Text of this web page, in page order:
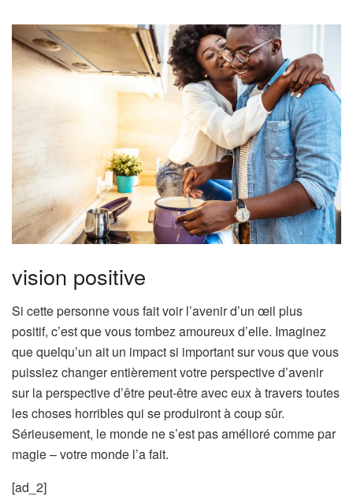
vision positive
Si cette personne vous fait voir l’avenir d’un œil plus
positif, c’est que vous tombez amoureux d’elle. Imaginez
que quelqu’un ait un impact si important sur vous que vous
puissiez changer entièrement votre perspective d’avenir
sur la perspective d’être peut-être avec eux à travers toutes
les choses horribles qui se produiront à coup sûr.
Sérieusement, le monde ne s’est pas amélioré comme par
magie – votre monde l’a fait.
[ad_2]